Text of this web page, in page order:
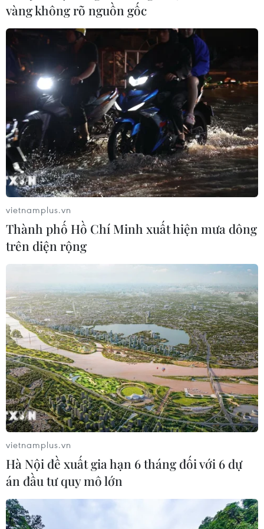
vàng không rõ nguồn gốc
vietnamplus.vn
Thành phố Hồ Chí Minh xuất hiện mưa dông
trên diện rộng
vietnamplus.vn
Hà Nội đề xuất gia hạn 6 tháng đối với 6 dự
án đầu tư quy mô lớn